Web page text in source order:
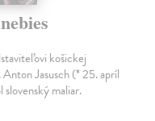
košickej
Jasusch (* 25. apríl
maliar.